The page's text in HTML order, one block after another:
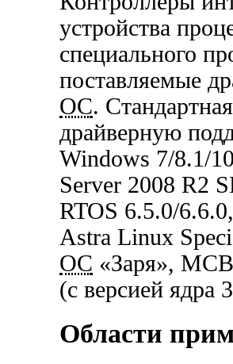
устройства
специального
поставляемые
ОС.
драйверную
Windows 7/8.1/
Server 2008 R2
RTOS 6.5.0/
Astra Linux
ОС «Заря»,
(c версией ядра
Области